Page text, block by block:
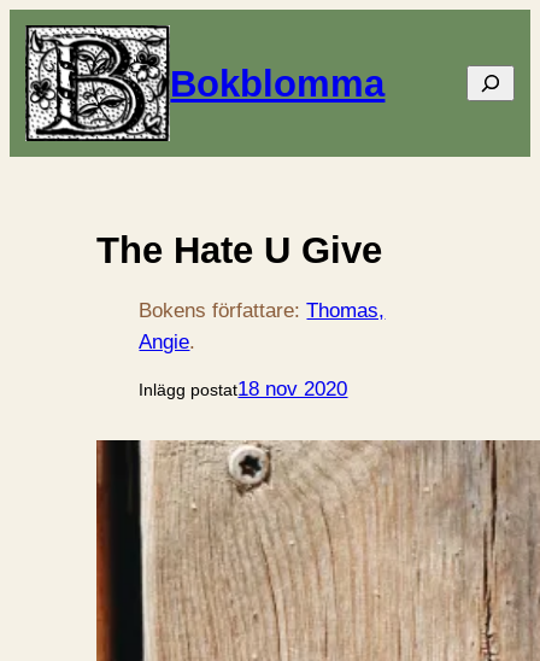
Bokblomma Sök
The Hate U Give
Bokens författare:Thomas,
Angie.
Inlägg postat18 nov 2020